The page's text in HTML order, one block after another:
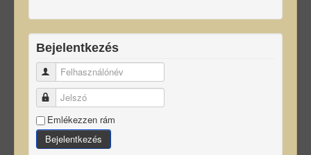
Bejelentkezés
Felhasználónév
Jelszó
Emlékezzen rám
Bejelentkezés